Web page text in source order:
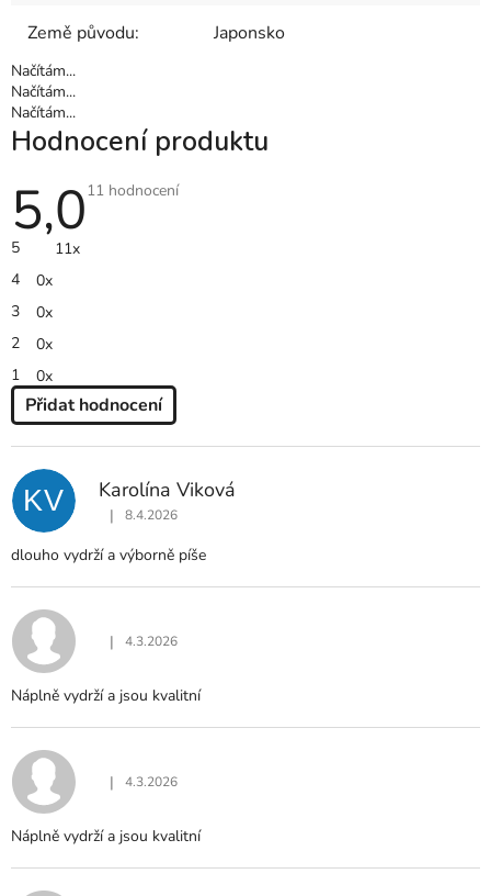
Země původu: Japonsko
Načítám...
Načítám...
Načítám...
Hodnocení produktu
5,0Průměrné
11 hodnocení
5
11x
4
0x
3
0x
2
0x
1
0x
Přidat hodnocení
P
I
S
H
O
D
O
C
N
KV Karolína Viková
Hodnocení produktu je 5 z 5 hvězdiček.
| 8.4.2026
dlouho vydrží a výborně píše
Hodnocení produktu je 5 z 5 hvězdiček.
| 4.3.2026
Náplně vydrží a jsou kvalitní
Hodnocení produktu je 5 z 5 hvězdiček.
| 4.3.2026
Náplně vydrží a jsou kvalitní